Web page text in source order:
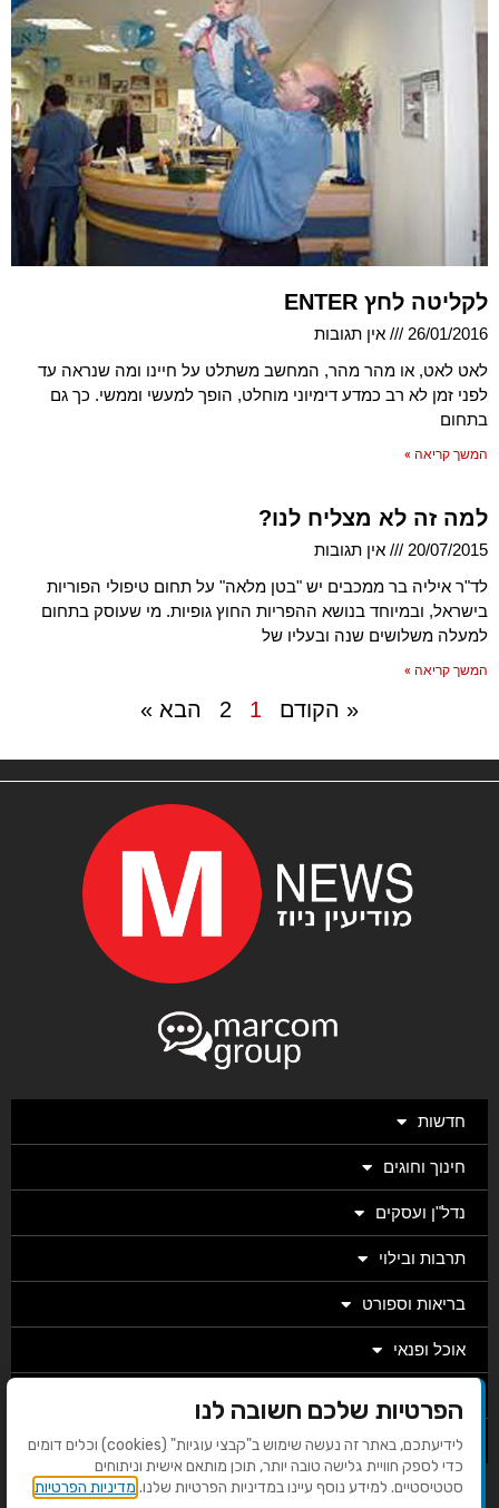
לקליטה לחץ ENTER
26/01/2016
אין תגובות
לאט לאט, או מהר מהר, המחשב משתלט על חיינו ומה שנראה עד
לפני זמן לא רב כמדע דימיוני מוחלט, הופך למעשי וממשי. כך גם
בתחום
המשך קריאה »
למה זה לא מצליח לנו?
20/07/2015
אין תגובות
לד"ר איליה בר ממכבים יש "בטן מלאה" על תחום טיפולי הפוריות
בישראל, ובמיוחד בנושא ההפריות החוץ גופיות. מי שעוסק בתחום
למעלה משלושים שנה ובעליו של
המשך קריאה »
« הקודם 1
2 הבא »
חדשות
חינוך וחוגים
נדל"ן ועסקים
תרבות ובילוי
בריאות וספורט
אוכל ופנאי
מערכת
הפרטיות שלכם חשובה לנו
לידיעתכם, באתר זה נעשה שימוש ב"קבצי עוגיות" (cookies) וכלים דומים
כדי לספק חוויית גלישה טובה יותר, תוכן מותאם אישית וניתוחים
סטטיסטיים. למידע נוסף עיינו במדיניות הפרטיות שלנו. מדיניות הפרטיות